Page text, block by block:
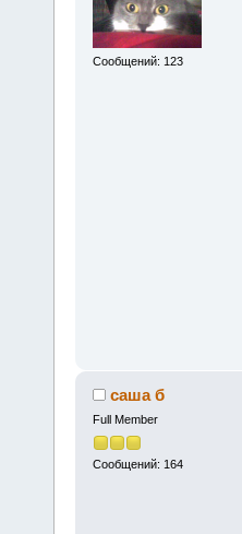
Сообщений: 123
саша б
Full Member
Сообщений: 164